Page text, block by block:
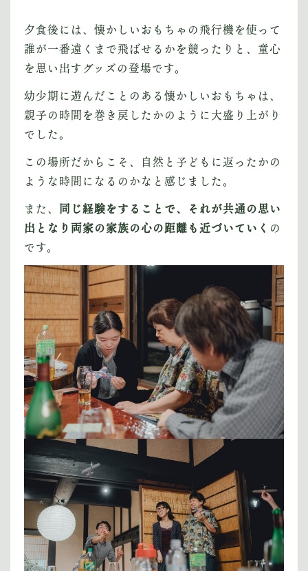
夕食後には、懐かしいおもちゃの飛行機を使って
誰が一番遠くまで飛ばせるかを競ったりと、童心
を思い出すグッズの登場です。
幼少期に遊んだことのある懐かしいおもちゃは、
親子の時間を巻き戻したかのように大盛り上がり
でした。
この場所だからこそ、自然と子どもに返ったかの
ような時間になるのかなと感じました。
また、 同じ経験をすることで、それが共通の思い
出となり両家の家族の心の距離も近づいていく の
です。